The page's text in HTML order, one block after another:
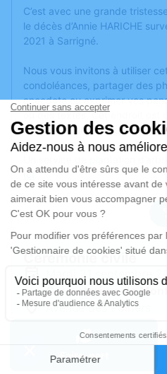
Faire-part
C’est avec une grande
le décès d’Annie HARICHE
2021 à Sarrigné.
Nous vous invitons à utiliser
condoléances, partager des
anecdote ou exprimer vos
ou des textes. Cet endroit est
honorer la mémoire d’Annie
Un service de plantation
ici .
Cérémonie civile
mardi 21 septembre
Crématorium de
Avenue des Poiriers